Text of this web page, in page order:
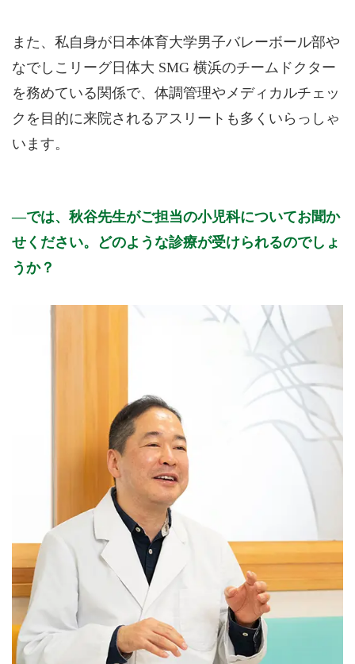
また、私自身が日本体育大学男子バレーボール部や
なでしこリーグ日体大 SMG 横浜のチームドクター
を務めている関係で、体調管理やメディカルチェッ
クを目的に来院されるアスリートも多くいらっしゃ
います。
では、秋谷先生がご担当の小児科についてお聞か
せください。どのような診療が受けられるのでしょ
うか？